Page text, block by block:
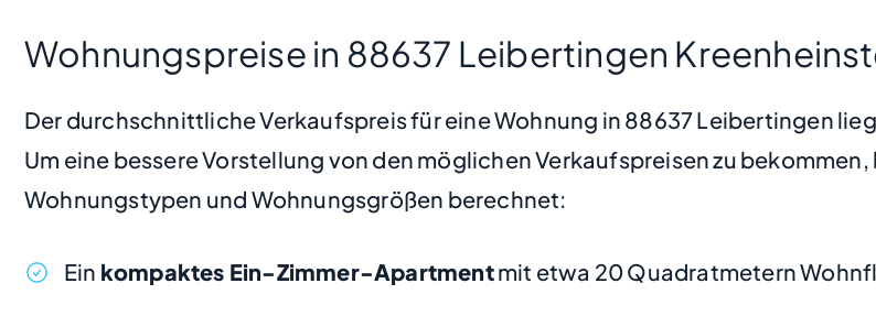
Wohnungspreise in 88637 Leibertingen
Der durchschnittliche Verkaufspreis für eine Wohnung in 88637 Leibertingen
Um eine bessere Vorstellung von den möglichen Verkaufspreisen zu
Wohnungstypen und Wohnungsgrößen berechnet:
Ein kompaktes Ein-Zimmer-Apartmentmit etwa 20 Quadratmetern